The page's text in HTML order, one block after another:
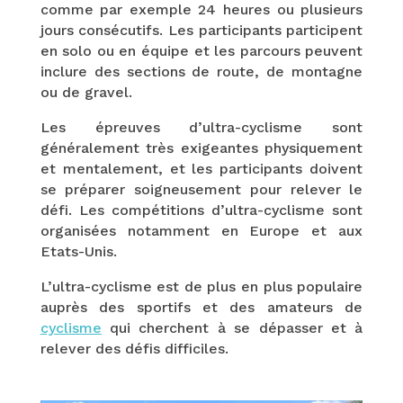
comme par exemple 24 heures ou plusieurs
jours consécutifs. Les participants participent
en solo ou en équipe et les parcours peuvent
inclure des sections de route, de montagne
ou de gravel.
Les épreuves d’ultra-cyclisme sont
généralement très exigeantes physiquement
et mentalement, et les participants doivent
se préparer soigneusement pour relever le
défi. Les compétitions d’ultra-cyclisme sont
organisées notamment en Europe et aux
Etats-Unis.
L’ultra-cyclisme est de plus en plus populaire
auprès des sportifs et des amateurs de
cyclisme qui cherchent à se dépasser et à
relever des défis difficiles.